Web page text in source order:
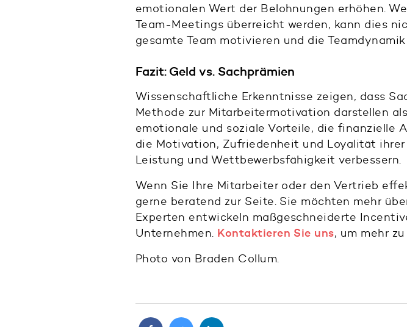
emotionalen Wert der Belohnungen erhöhen.
Team-Meetings überreicht werden, kann dies
gesamte Team motivieren und die
Fazit: Geld vs. Sachprämien
Wissenschaftliche Erkenntnisse zeigen, dass
Methode zur Mitarbeitermotivation darstellen
emotionale und soziale Vorteile, die finanzielle
die Motivation, Zufriedenheit und Loyalität
Leistung und Wettbewerbsfähigkeit verbessern.
Wenn Sie Ihre Mitarbeiter oder den Vertrieb
gerne beratend zur Seite. Sie möchten mehr
Experten entwickeln maßgeschneiderte
Unternehmen. Kontaktieren Sie uns, um mehr
Photo von Braden Collum.